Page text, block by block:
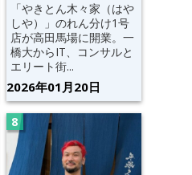
「やきとん木々家（はや
しや）」のれん分け1号
店が高田馬場に開業。一
橋大からIT、コンサルと
エリート街...
2026年01月20日